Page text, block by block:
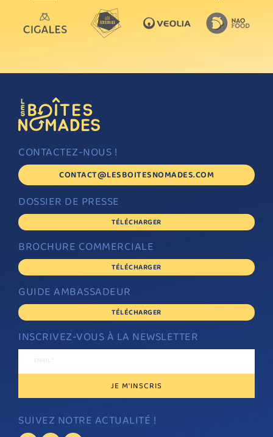
INSCRIVEZ-VOUS À LA NEWSLETTER
EMAIL *
SUIVEZ NOTRE ACTUALITÉ !
CONTACTEZ-NOUS !
CONTACT@LESBOITESNOMADES.COM
DOSSIER DE PRESSE
TÉLÉCHARGER
BROCHURE COMMERCIALE
TÉLÉCHARGER
GUIDE AMBASSADEUR
TÉLÉCHARGER